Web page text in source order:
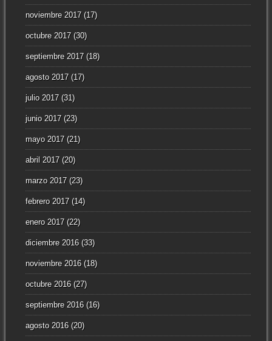
noviembre 2017(17)
octubre 2017(30)
septiembre 2017(18)
agosto 2017(17)
julio 2017(31)
junio 2017(23)
mayo 2017(21)
abril 2017(20)
marzo 2017(23)
febrero 2017(14)
enero 2017(22)
diciembre 2016(33)
noviembre 2016(18)
octubre 2016(27)
septiembre 2016(16)
agosto 2016(20)